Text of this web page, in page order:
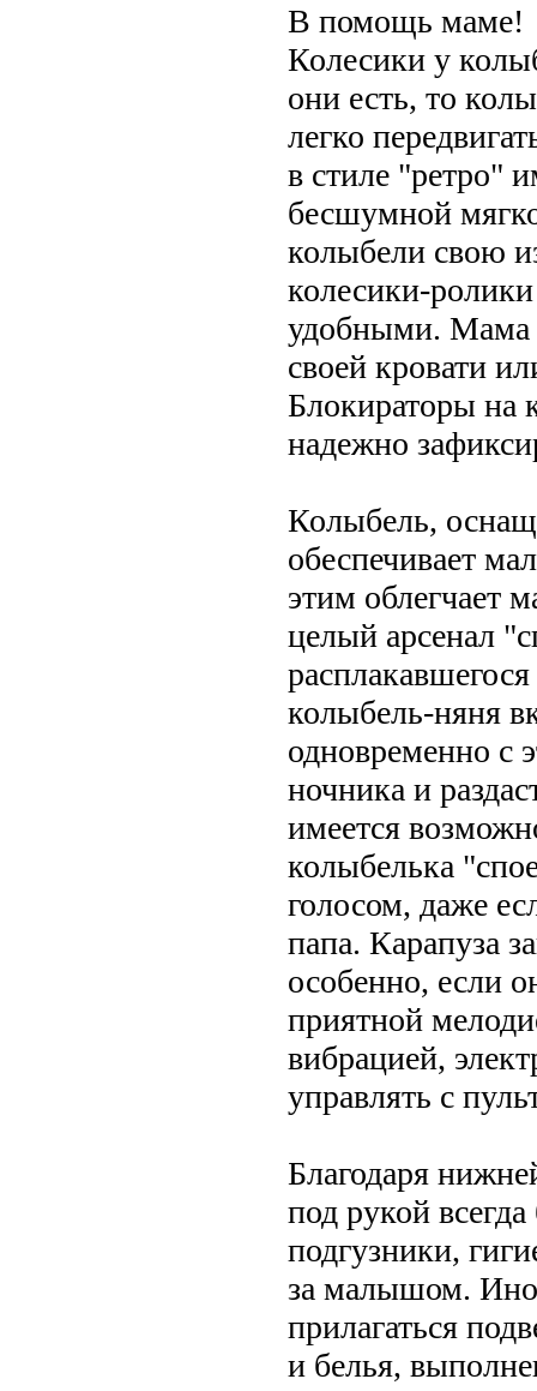
В помощь маме!
Колесики у
они есть, то
легко
в стиле "ретро"
бесшумной
колыбели свою
колесики-
удобными. Мама
своей кровати
Блокираторы на
надежно
Колыбель,
обеспечивает
этим облегчает
целый арсенал
колыбель-няня
одновременно с
ночника и
имеется
колыбелька
голосом, даже
папа. Карапуза
особенно, если
приятной
вибрацией,
управлять с
Благодаря
под рукой
подгузники,
за малышом.
прилагаться
и белья,